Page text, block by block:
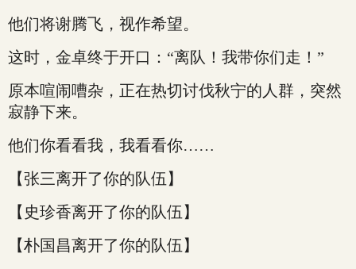
他们将谢腾飞，视作希望。
这时，金卓终于开口：“离队！我带你们走！”
原本喧闹嘈杂，正在热切讨伐秋宁的人群，突然
寂静下来。
他们你看看我，我看看你……
【张三离开了你的队伍】
【史珍香离开了你的队伍】
【朴国昌离开了你的队伍】